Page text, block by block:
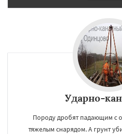
Ударно-
Породу дробят падающим с
тяжелым снарядом. А грунт